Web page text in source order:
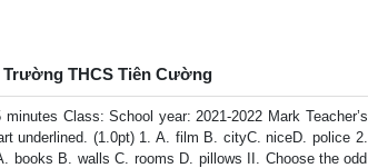
Trường THCS Tiên Cường
Class: School year: 2021-2022 Mark Teacher’s
underlined. (1.0pt) 1. A. film B. cityC. niceD. police 2.
books B. walls C. rooms D. pillows II. Choose the odd